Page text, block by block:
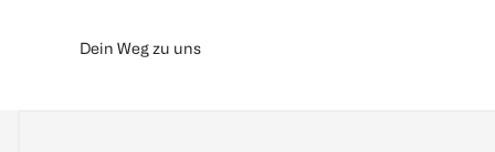
Dein Weg zu uns